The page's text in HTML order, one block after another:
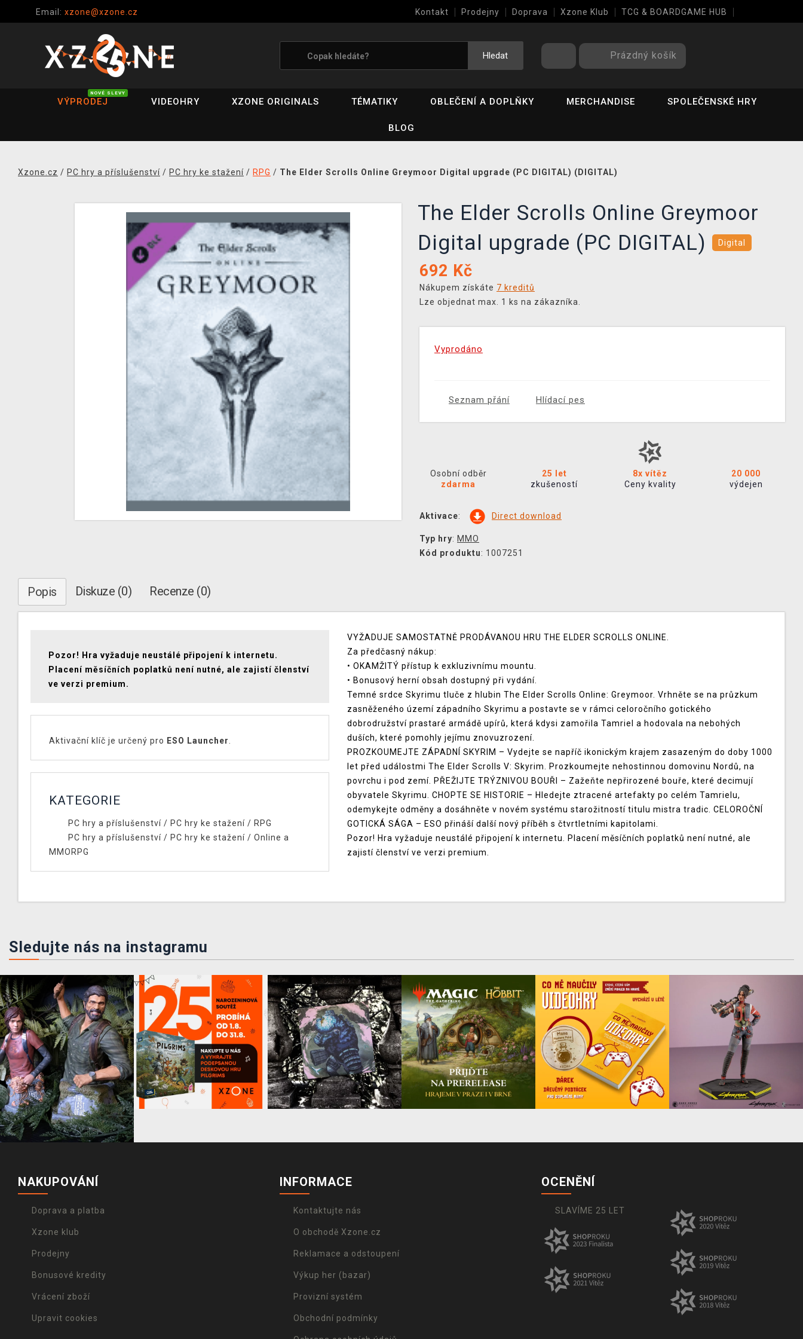
Email: xzone@xzone.cz Kontakt Prodejny Doprava Xzone Klub TCG & BOARDGAME HUB
Hledat Prázdný košík
VÝPRODEJ
NOVÉ SLEVY
VIDEOHRY XZONE ORIGINALS TÉMATIKY OBLEČENÍ A DOPLŇKY MERCHANDISE SPOLEČENSKÉ HRY
BLOG
Xzone.cz / PC hry a příslušenství / PC hry ke stažení / RPG / The Elder Scrolls Online Greymoor Digital upgrade (PC DIGITAL) (DIGITAL)
The Elder Scrolls Online Greymoor
Digital upgrade (PC DIGITAL)
Digital
692 Kč
Nákupem získáte 7 kreditů
Lze objednat max. 1 ks na zákazníka.
Vyprodáno
Seznam přání Hlídací pes
Osobní odběr
zdarma
25 let
zkušeností
8x vítěz
Ceny kvality
20 000
výdejen
Aktivace: Direct download
Typ hry: MMO
Kód produktu: 1007251
Popis Diskuze (0) Recenze (0)
Pozor! Hra vyžaduje neustálé připojení k internetu.
Placení měsíčních poplatků není nutné, ale zajistí členství
ve verzi premium.
Aktivační klíč je určený pro ESO Launcher
KATEGORIE
PC hry a příslušenství/ PC hry ke stažení/ RPG
PC hry a příslušenství/ PC hry ke stažení/ Online a
MMORPG
VYŽADUJE SAMOSTATNĚ PRODÁVANOU HRU THE ELDER SCROLLS ONLINE.
Za předčasný nákup:
• OKAMŽITÝ přístup k exkluzivnímu mountu.
• Bonusový herní obsah dostupný při vydání.
Temné srdce Skyrimu tluče z hlubin The Elder Scrolls Online: Greymoor. Vrhněte se na průzkum
zasněženého území západního Skyrimu a postavte se v rámci celoročního gotického
dobrodružství prastaré armádě upírů, která kdysi zamořila Tamriel a hodovala na nebohých
duších, které pomohly jejímu znovuzrození.
PROZKOUMEJTE ZÁPADNÍ SKYRIM – Vydejte se napříč ikonickým krajem zasazeným do doby 1000
let před událostmi The Elder Scrolls V: Skyrim. Prozkoumejte nehostinnou domovinu Nordů, na
povrchu i pod zemí. PŘEŽIJTE TRÝZNIVOU BOUŘI – Zažeňte nepřirozené bouře, které decimují
obyvatele Skyrimu. CHOPTE SE HISTORIE – Hledejte ztracené artefakty po celém Tamrielu,
odemykejte odměny a dosáhněte v novém systému starožitností titulu mistra tradic. CELOROČNÍ
GOTICKÁ SÁGA – ESO přináší další nový příběh s čtvrtletními kapitolami.
Pozor! Hra vyžaduje neustálé připojení k internetu. Placení měsíčních poplatků není nutné, ale
zajistí členství ve verzi premium.
Sledujte nás na instagramu
NAKUPOVÁNÍ
Doprava a platba
Xzone klub
Prodejny
Bonusové kredity
Vrácení zboží
Upravit cookies
INFORMACE
Kontaktujte nás
O obchodě Xzone.cz
Reklamace a odstoupení
Výkup her (bazar)
Provizní systém
Obchodní podmínky
OCENĚNÍ
SLAVÍME 25 LET